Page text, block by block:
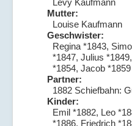
Mutter:
Louise Kaufmann
Geschwister:
Regina *1843,
*1847, Julius
*1854, Jacob *1859
Partner:
1882 Schiefbahn:
Kinder:
Emil *1882, Leo
*1886, Friedrich